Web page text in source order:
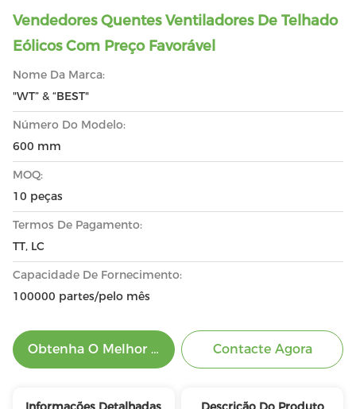
Vendedores Quentes Ventiladores De Telhado
Eólicos Com Preço Favorável
Nome Da Marca:
"WT” & “BEST"
Número Do Modelo:
600 mm
MOQ:
10 peças
Termos De Pagamento:
TT, LC
Capacidade De Fornecimento:
100000 partes/pelo mês
Obtenha O Melhor Preço Contacte Agora